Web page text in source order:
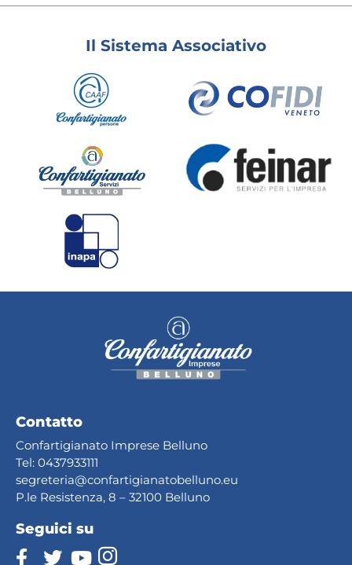
Il Sistema Associativo
Contatto
Confartigianato Imprese Belluno
Tel: 0437933111
segreteria@confartigianatobelluno.eu
P.le Resistenza, 8 – 32100 Belluno
Seguici su